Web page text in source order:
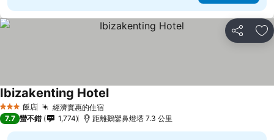
分享 加
3 星級 飯店 經濟實惠的住宿
Ibizakenting Hotel
7.7 蠻不錯 1,774 距離鵝鑾鼻燈塔 7.3 公里